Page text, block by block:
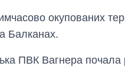
окупованих
Балканах.
ПВК Вагнера почала